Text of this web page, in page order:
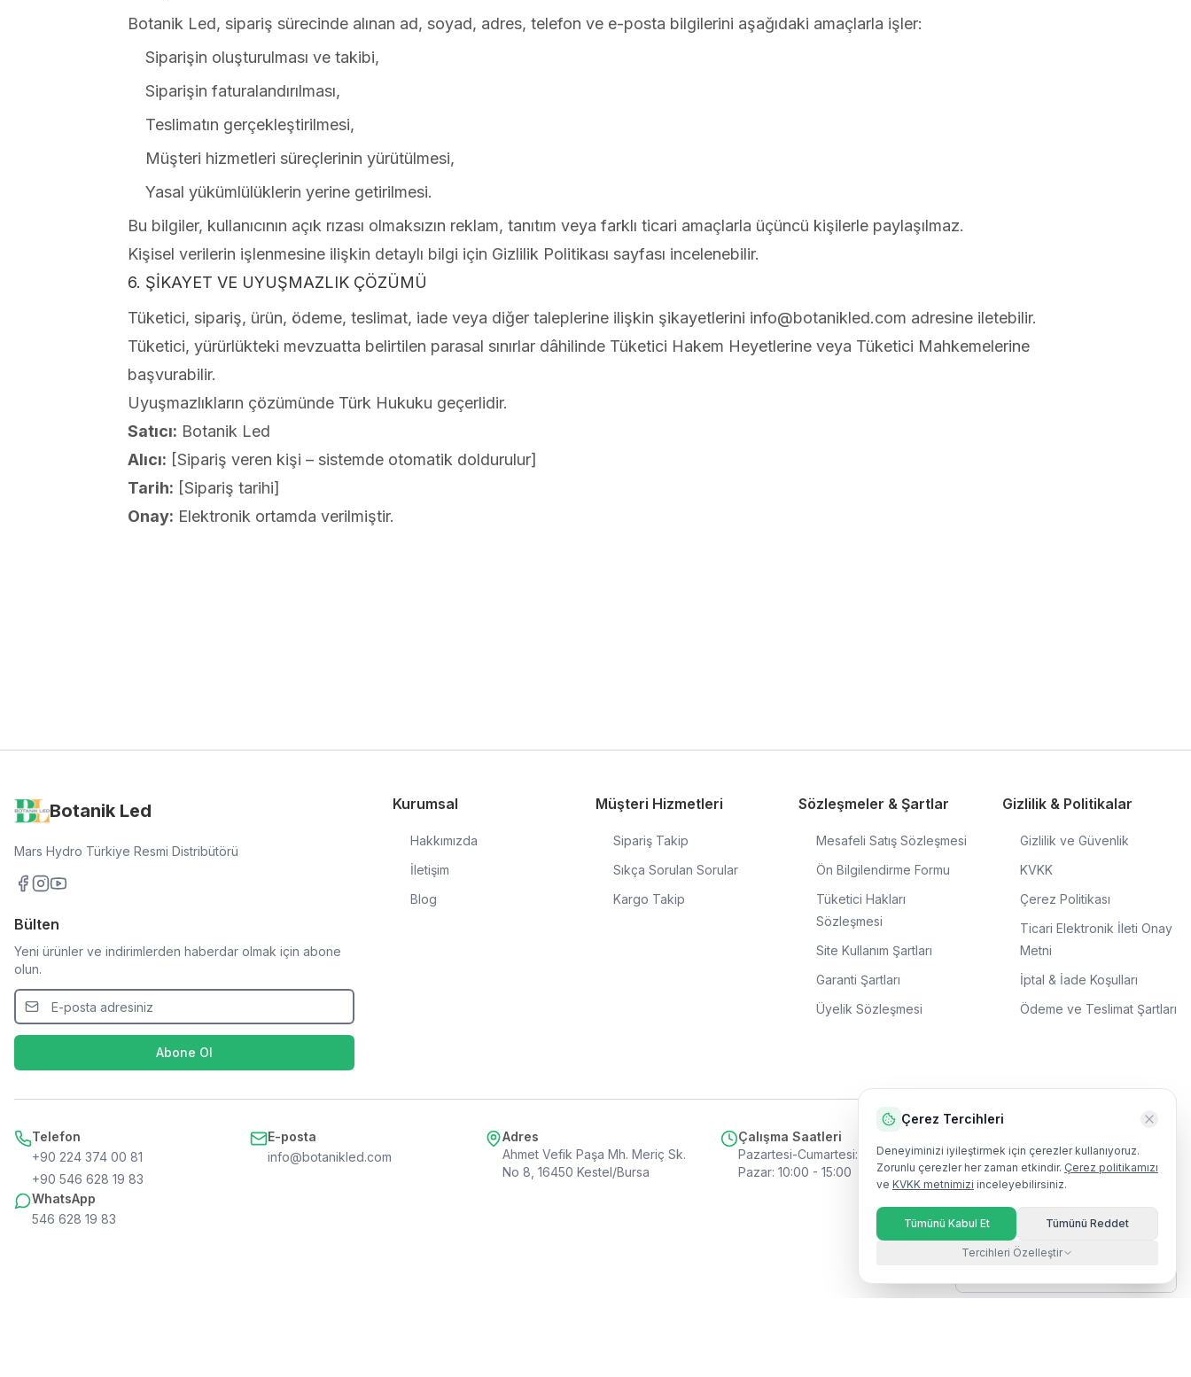
Botanik Led, sipariş sürecinde alınan ad, soyad, adres, telefon ve e-posta bilgilerini aşağıdaki amaçlarla işler:
Siparişin oluşturulması ve takibi,
Siparişin faturalandırılması,
Teslimatın gerçekleştirilmesi,
Müşteri hizmetleri süreçlerinin yürütülmesi,
Yasal yükümlülüklerin yerine getirilmesi.
Bu bilgiler, kullanıcının açık rızası olmaksızın reklam, tanıtım veya farklı ticari amaçlarla üçüncü kişilerle paylaşılmaz.
Kişisel verilerin işlenmesine ilişkin detaylı bilgi için Gizlilik Politikası sayfası incelenebilir.
6. ŞİKAYET VE UYUŞMAZLIK ÇÖZÜMÜ
Tüketici, sipariş, ürün, ödeme, teslimat, iade veya diğer taleplerine ilişkin şikayetlerini info@botanikled.com adresine iletebilir.
Tüketici, yürürlükteki mevzuatta belirtilen parasal sınırlar dâhilinde Tüketici Hakem Heyetlerine veya Tüketici Mahkemelerine
başvurabilir.
Uyuşmazlıkların çözümünde Türk Hukuku geçerlidir.
Satıcı: Botanik Led
Alıcı: [Sipariş veren kişi – sistemde otomatik doldurulur]
Tarih: [Sipariş tarihi]
Onay: Elektronik ortamda verilmiştir.
Botanik Led
Mars Hydro Türkiye Resmi Distribütörü
Bülten
Yeni ürünler ve indirimlerden haberdar olmak için abone
olun.
Abone Ol
Kurumsal
Hakkımızda
İletişim
Blog
Müşteri Hizmetleri
Sipariş Takip
Sıkça Sorulan Sorular
Kargo Takip
Sözleşmeler & Şartlar
Mesafeli Satış Sözleşmesi
Ön Bilgilendirme Formu
Tüketici Hakları
Sözleşmesi
Site Kullanım Şartları
Garanti Şartları
Üyelik Sözleşmesi
Gizlilik & Politikalar
Gizlilik ve Güvenlik
KVKK
Çerez Politikası
Ticari Elektronik İleti Onay
Metni
İptal & İade Koşulları
Ödeme ve Teslimat Şartları
Telefon
+90 224 374 00 81
+90 546 628 19 83
WhatsApp
546 628 19 83
E-posta
info@botanikled.com
Adres
Ahmet Vefik Paşa Mh. Meriç Sk.
No 8, 16450 Kestel/Bursa
Çalışma Saatleri
Pazartesi-Cumartesi:
09:00 - 19:00
Pazar: 10:00 - 15:00
Çerez Tercihleri
Deneyiminizi iyileştirmek için çerezler kullanıyoruz.
Zorunlu çerezler her zaman etkindir. Çerez politikamızı
ve KVKK metnimizi inceleyebilirsiniz.
Tümünü Kabul Et Tümünü Reddet
Tercihleri Özelleştir